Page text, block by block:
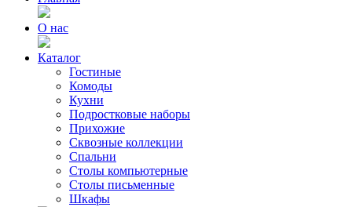
О нас
Каталог
Гостиные
Комоды
Кухни
Подростковые наборы
Прихожие
Сквозные коллекции
Спальни
Столы компьютерные
Столы письменные
Шкафы